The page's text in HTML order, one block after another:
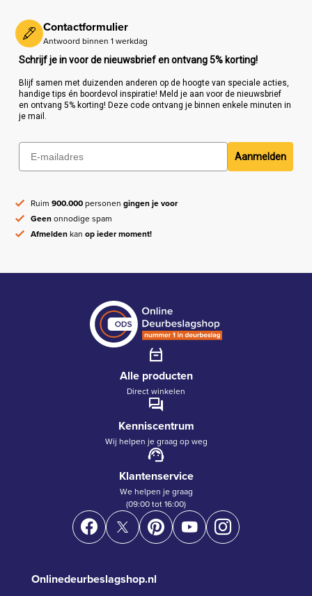
Contactformulier
Antwoord binnen 1 werkdag
Schrijf je in voor de nieuwsbrief en ontvang 5% korting!
Blijf samen met duizenden anderen op de hoogte van speciale acties,
handige tips én boordevol inspiratie! Meld je aan voor de nieuwsbrief
en ontvang 5% korting! Deze code ontvang je binnen enkele minuten in
je mail.
Aanmelden
Ruim900.000personengingen je voor
Geenonnodige spam
Afmeldenkanop ieder moment!
Alle producten
Direct winkelen
Kenniscentrum
Wij helpen je graag op weg
Klantenservice
We helpen je graag
(09:00 tot 16:00)
Onlinedeurbeslagshop.nl